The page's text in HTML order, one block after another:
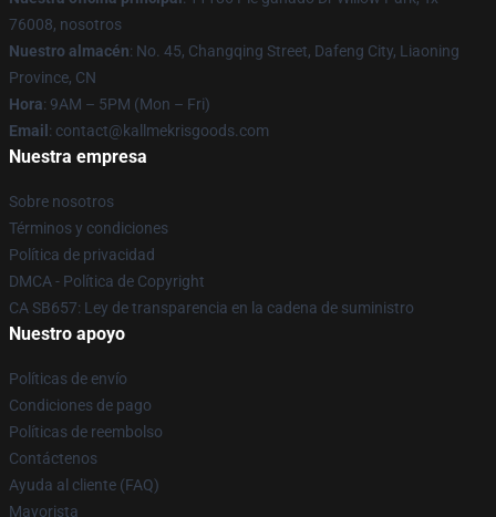
76008, nosotros
Nuestro almacén: No. 45, Changqing Street, Dafeng City, Liaoning
Province, CN
Hora: 9AM – 5PM (Mon – Fri)
Email : contact@kallmekrisgoods.com
Nuestra empresa
Sobre nosotros
Términos y condiciones
Política de privacidad
DMCA - Política de Copyright
CA SB657: Ley de transparencia en la cadena de suministro
Nuestro apoyo
Políticas de envío
Condiciones de pago
Políticas de reembolso
Contáctenos
Ayuda al cliente (FAQ)
Mayorista